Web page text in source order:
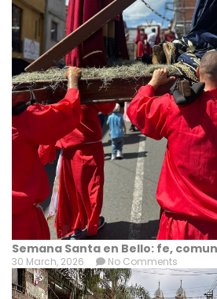
Semana Santa en Bello: fe,
30 March, 2026 No Comments